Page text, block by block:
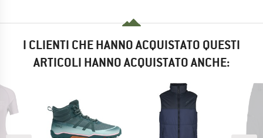
I CLIENTI CHE HANNO ACQUISTATO QUESTI
ARTICOLI HANNO ACQUISTATO ANCHE: